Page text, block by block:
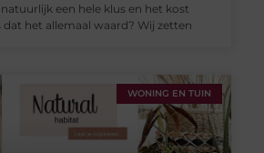
een hele klus en het kost
dat het allemaal waard? Wij zetten
WONING EN TUIN